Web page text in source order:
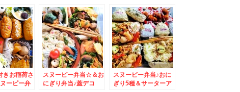
きお稲荷さ
ーピー弁
スヌーピー弁当☆＆お
にぎり弁当♪蓋デコ
スヌーピー弁当♪おに
ぎり5種＆サーターア